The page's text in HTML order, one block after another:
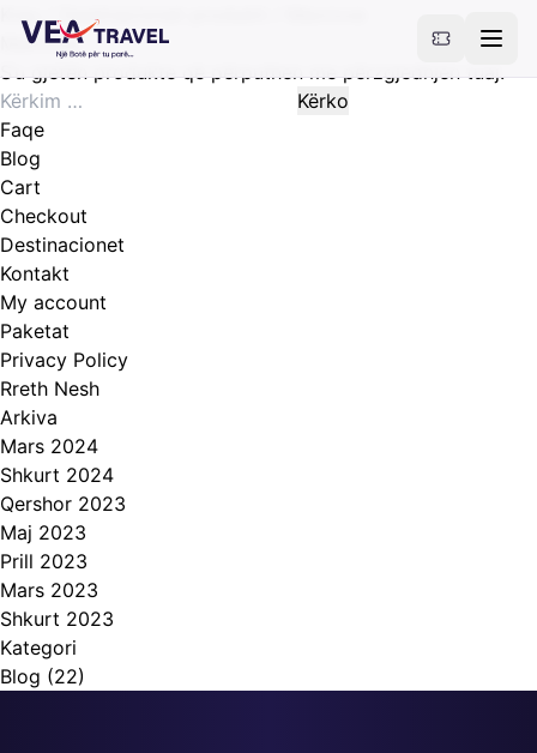
Kreu/ Destinacionet produkti / Mavrove
Mavrove
S’u gjetën produkte që përputhen me përzgjedhjen tuaj.
Kërko
për:
Faqe
Blog
Cart
Checkout
Destinacionet
Kontakt
My account
Paketat
Privacy Policy
Rreth Nesh
Arkiva
Mars 2024
Shkurt 2024
Qershor 2023
Maj 2023
Prill 2023
Mars 2023
Shkurt 2023
Kategori
Blog (22)